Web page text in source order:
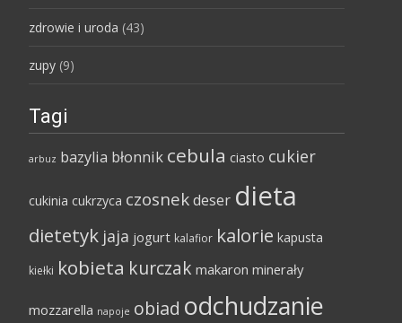
zdrowie i uroda (43)
zupy (9)
Tagi
arbuz bazylia błonnik cebula ciasto cukier
cukinia cukrzyca czosnekdeser dieta
dietetyk jaja jogurt kalafior kalorie kapusta
kiełki kobieta kurczak makaron minerały
mozzarella napoje obiad odchudzanie